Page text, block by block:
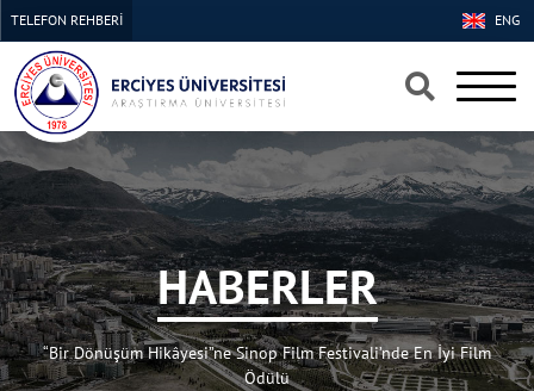
×
×
ENG
TELEFON REHBERİ
HABERLER
“Bir Dönüşüm Hikâyesi”ne Sinop Film Festivali’nde En İyi Film
Ödülü